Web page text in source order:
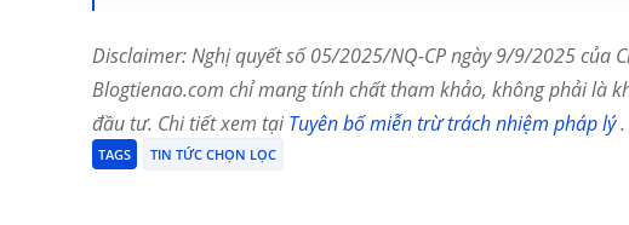
Disclaimer: Nghị quyết số 05/2025/NQ-CP ngày 9/9/2025 của
Blogtienao.com chỉ mang tính chất tham khảo, không phải là
đầu tư. Chi tiết xem tạiTuyên bố miễn trừ trách nhiệm pháp lý.
TAGS TIN TỨC CHỌN LỌC